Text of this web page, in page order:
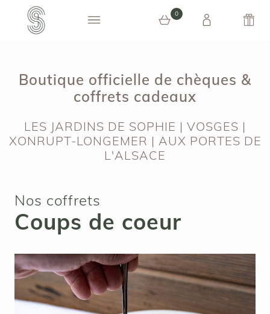
0
Boutique officielle de chèques &
coffrets cadeaux
LES JARDINS DE SOPHIE | VOSGES |
XONRUPT-LONGEMER | AUX PORTES DE
L'ALSACE
Nos coffrets
Coups de coeur